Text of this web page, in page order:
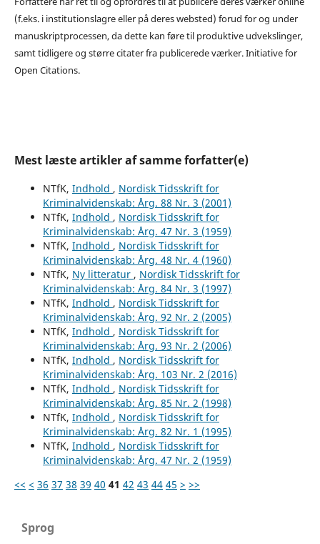
(f.eks. i institutionslagre eller på deres websted) forud for og under
manuskriptprocessen, da dette kan føre til produktive udvekslinger,
samt tidligere og større citater fra publicerede værker. Initiative for
Open Citations.
Mest læste artikler af samme forfatter(e)
NTfK, Indhold , Nordisk Tidsskrift for
Kriminalvidenskab: Årg. 88 Nr. 3 (2001)
NTfK, Indhold , Nordisk Tidsskrift for
Kriminalvidenskab: Årg. 47 Nr. 3 (1959)
NTfK, Indhold , Nordisk Tidsskrift for
Kriminalvidenskab: Årg. 48 Nr. 4 (1960)
NTfK, Ny litteratur , Nordisk Tidsskrift for
Kriminalvidenskab: Årg. 84 Nr. 3 (1997)
NTfK, Indhold , Nordisk Tidsskrift for
Kriminalvidenskab: Årg. 92 Nr. 2 (2005)
NTfK, Indhold , Nordisk Tidsskrift for
Kriminalvidenskab: Årg. 93 Nr. 2 (2006)
NTfK, Indhold , Nordisk Tidsskrift for
Kriminalvidenskab: Årg. 103 Nr. 2 (2016)
NTfK, Indhold , Nordisk Tidsskrift for
Kriminalvidenskab: Årg. 85 Nr. 2 (1998)
NTfK, Indhold , Nordisk Tidsskrift for
Kriminalvidenskab: Årg. 82 Nr. 1 (1995)
NTfK, Indhold , Nordisk Tidsskrift for
Kriminalvidenskab: Årg. 47 Nr. 2 (1959)
<< < 36 37 38 39 40 41 42 43 44 45 > >>
Sprog